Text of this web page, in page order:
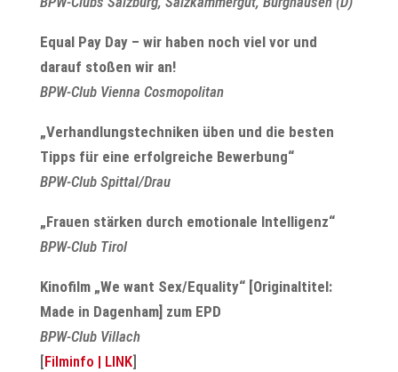
Equal Pay Day – wir haben noch viel vor und
darauf stoßen wir an!
BPW-Club Vienna Cosmopolitan
„Verhandlungstechniken üben und die besten
Tipps für eine erfolgreiche Bewerbung“
BPW-Club Spittal/Drau
„Frauen stärken durch emotionale Intelligenz“
BPW-Club Tirol
Kinofilm „We want Sex/Equality“ [Originaltitel:
Made in Dagenham] zum EPD
BPW-Club Villach
[Filminfo | LINK]